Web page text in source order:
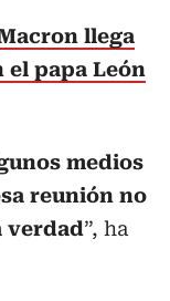
llega
el papa León
medios
reunión no
verdad”, ha